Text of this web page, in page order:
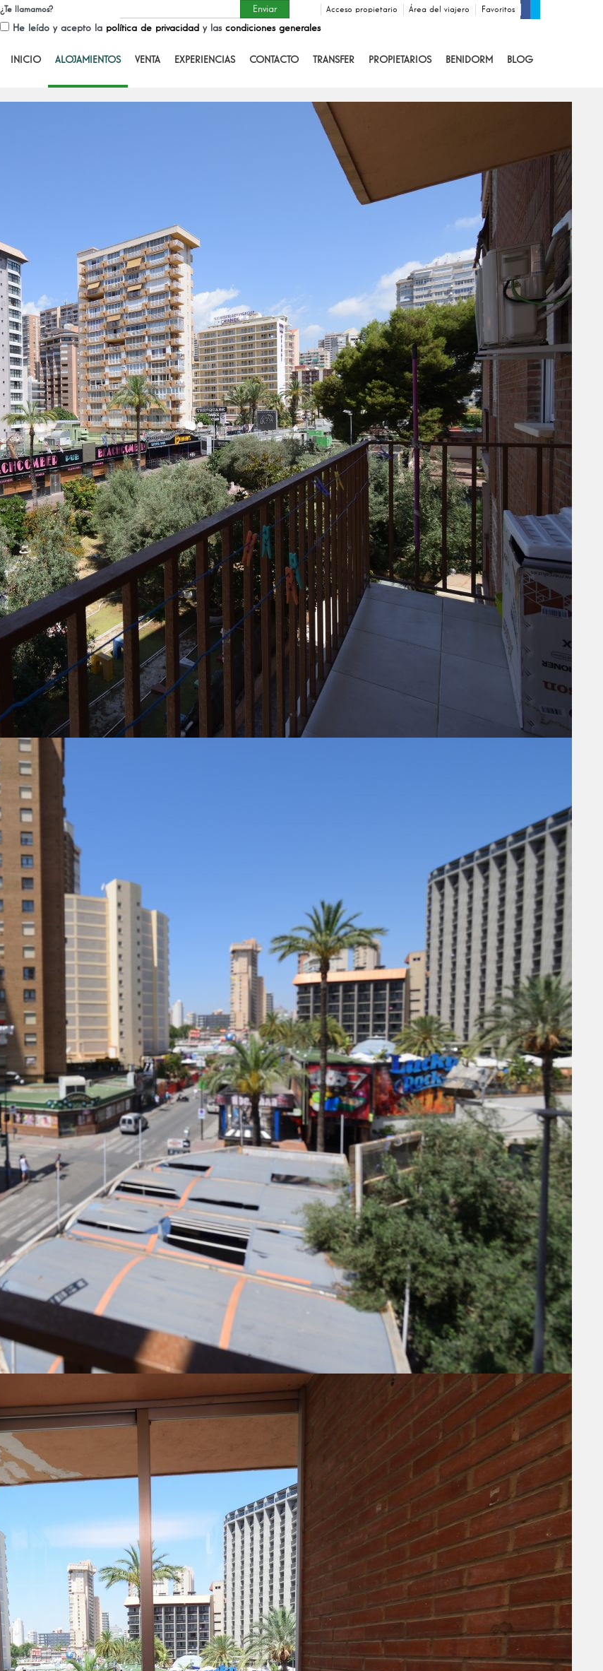
Favoritos
Área del viajero
Acceso propietario
¿Te llamamos?
He leído y acepto la política de privacidad y las condiciones generales
INICIO ALOJAMIENTOS VENTA EXPERIENCIAS CONTACTO TRANSFER PROPIETARIOS BENIDORM BLOG